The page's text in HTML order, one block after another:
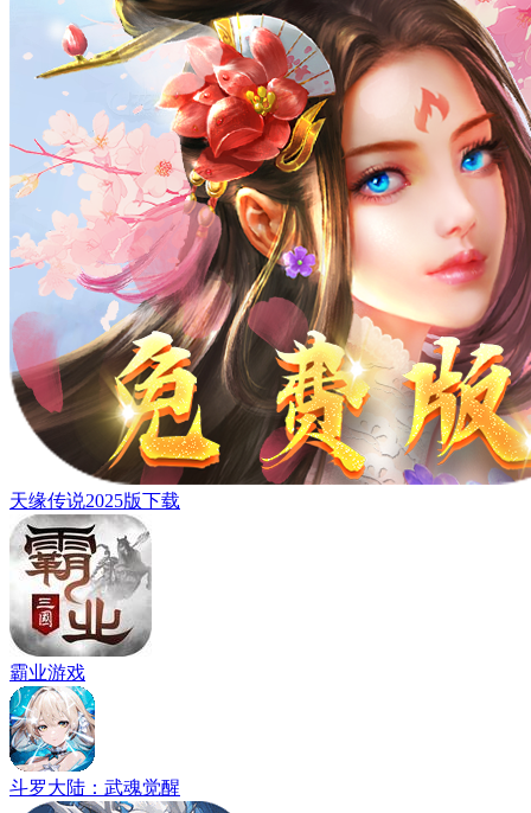
天缘传说2025版下载
霸业游戏
斗罗大陆：武魂觉醒